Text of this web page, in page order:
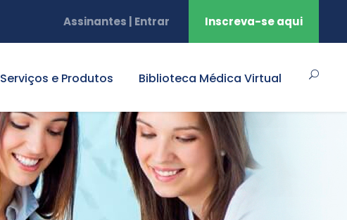
Assinantes | Entrar Inscreva-se aqui
Serviços e Produtos Biblioteca Médica Virtual